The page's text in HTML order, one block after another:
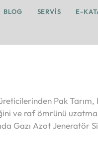
BLOG SERVIS E-
Pak
ve raf ömrünü
Gazı Azot Jeneratör